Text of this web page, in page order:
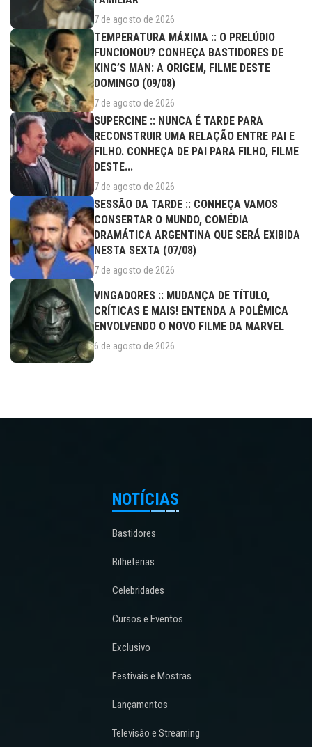
7 de agosto de 2026
TEMPERATURA MÁXIMA :: O PRELÚDIO
FUNCIONOU? CONHEÇA BASTIDORES DE
KING’S MAN: A ORIGEM, FILME DESTE
DOMINGO (09/08)
7 de agosto de 2026
SUPERCINE :: NUNCA É TARDE PARA
RECONSTRUIR UMA RELAÇÃO ENTRE PAI E
FILHO. CONHEÇA DE PAI PARA FILHO, FILME
DESTE...
7 de agosto de 2026
SESSÃO DA TARDE :: CONHEÇA VAMOS
CONSERTAR O MUNDO, COMÉDIA
DRAMÁTICA ARGENTINA QUE SERÁ EXIBIDA
NESTA SEXTA (07/08)
7 de agosto de 2026
VINGADORES :: MUDANÇA DE TÍTULO,
CRÍTICAS E MAIS! ENTENDA A POLÊMICA
ENVOLVENDO O NOVO FILME DA MARVEL
6 de agosto de 2026
NOTÍCIAS
Bastidores
Bilheterias
Celebridades
Cursos e Eventos
Exclusivo
Festivais e Mostras
Lançamentos
Televisão e Streaming